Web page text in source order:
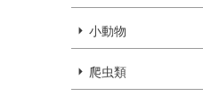
小動物
爬虫類